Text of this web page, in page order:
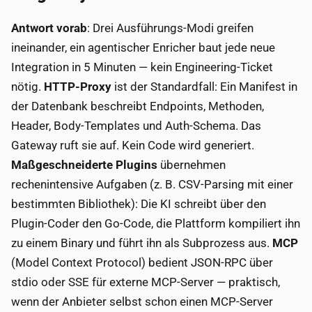
Antwort vorab: Drei Ausführungs-Modi greifen
ineinander, ein agentischer Enricher baut jede neue
Integration in 5 Minuten — kein Engineering-Ticket
nötig. HTTP-Proxy ist der Standardfall: Ein Manifest in
der Datenbank beschreibt Endpoints, Methoden,
Header, Body-Templates und Auth-Schema. Das
Gateway ruft sie auf. Kein Code wird generiert.
Maßgeschneiderte Plugins übernehmen
rechenintensive Aufgaben (z. B. CSV-Parsing mit einer
bestimmten Bibliothek): Die KI schreibt über den
Plugin-Coder den Go-Code, die Plattform kompiliert ihn
zu einem Binary und führt ihn als Subprozess aus. MCP
(Model Context Protocol) bedient JSON-RPC über
stdio oder SSE für externe MCP-Server — praktisch,
wenn der Anbieter selbst schon einen MCP-Server